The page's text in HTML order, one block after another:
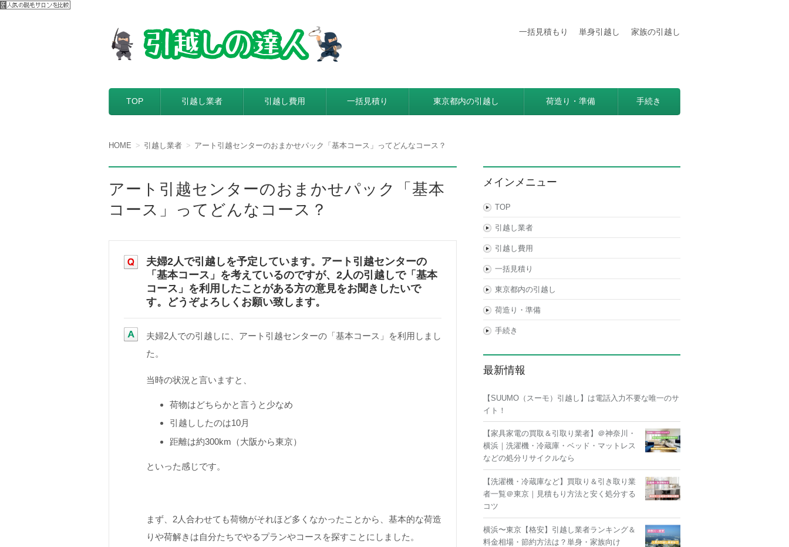
一括見積もり 単身引越し 家族の引越し
コンテンツへ移動
TOP 引越し業者 引越し費用 一括見積り 東京都内の引越し 荷造り・準備 手続き
HOME 引越し業者 アート引越センターのおまかせパック「基本コース」ってどんなコース？
アート引越センターのおまかせパック「基本
コース」ってどんなコース？
夫婦2人で引越しを予定しています。アート引越センターの
「基本コース」を考えているのですが、2人の引越しで「基本
コース」を利用したことがある方の意見をお聞きしたいで
す。どうぞよろしくお願い致します。
夫婦2人での引越しに、アート引越センターの「基本コース」を利用しまし
た。
当時の状況と言いますと、
荷物はどちらかと言うと少なめ
引越ししたのは10月
距離は約300km（大阪から東京）
といった感じです。
まず、2人合わせても荷物がそれほど多くなかったことから、基本的な荷造
りや荷解きは自分たちでやるプランやコースを探すことにしました。
メインメニュー
TOP
引越し業者
引越し費用
一括見積り
東京都内の引越し
荷造り・準備
手続き
最新情報
【SUUMO（スーモ）引越し】は電話入力不要な唯一のサ
イト！
【家具家電の買取＆引取り業者】＠神奈川・
横浜｜洗濯機・冷蔵庫・ベッド・マットレス
などの処分リサイクルなら
【洗濯機・冷蔵庫など】買取り＆引き取り業
者一覧＠東京｜見積もり方法と安く処分する
コツ
横浜〜東京【格安】引越し業者ランキング＆
料金相場・節約方法は？単身・家族向け